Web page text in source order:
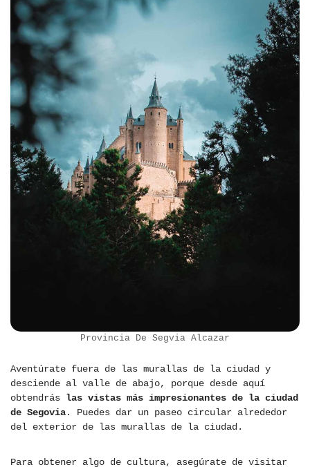
Provincia De Segvia Alcazar
Aventúrate fuera de las murallas de la ciudad y
desciende al valle de abajo, porque desde aquí
obtendrás las vistas más impresionantes de la ciudad
de Segovia. Puedes dar un paseo circular alrededor
del exterior de las murallas de la ciudad.
Para obtener algo de cultura, asegúrate de visitar